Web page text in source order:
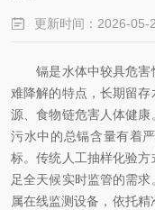
更新时间：2026-05-
镉是水体中较具危害性
难降解的特点，长期留存
源、食物链危害人体健康
污水中的总镉含量有着
标。传统人工抽样化验方
足全天候实时监管的需求
属在线监测设备，依托